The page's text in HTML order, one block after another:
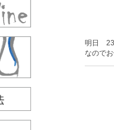
明日 23
なので